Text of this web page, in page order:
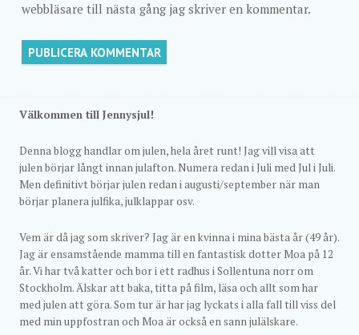
webbläsare till nästa gång jag skriver en kommentar.
Välkommen till Jennysjul!
Denna blogg handlar om julen, hela året runt! Jag vill visa att
julen börjar långt innan julafton. Numera redan i Juli med Jul i Juli.
Men definitivt börjar julen redan i augusti/september när man
börjar planera julfika, julklappar osv.
Vem är då jag som skriver? Jag är en kvinna i mina bästa år (49 år).
Jag är ensamstående mamma till en fantastisk dotter Moa på 12
år. Vi har två katter och bor i ett radhus i Sollentuna norr om
Stockholm. Älskar att baka, titta på film, läsa och allt som har
med julen att göra. Som tur är har jag lyckats i alla fall till viss del
med min uppfostran och Moa är också en sann julälskare.